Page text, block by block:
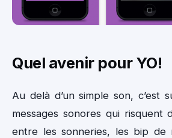
Quel avenir pour YO!
Au delà d’un simple son, c’est
messages sonores qui risquent
entre les sonneries, les bip de